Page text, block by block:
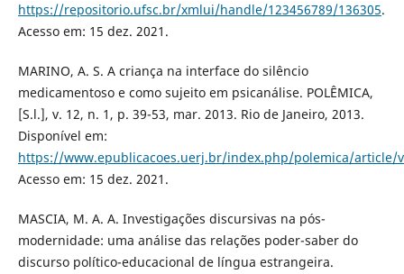
https://repositorio.ufsc.br/xmlui/handle/123456789/136305.
Acesso em: 15 dez. 2021.
MARINO, A. S. A criança na interface do silêncio
medicamentoso e como sujeito em psicanálise. POLÊMICA,
[S.l.], v. 12, n. 1, p. 39-53, mar. 2013. Rio de Janeiro, 2013.
Disponível em:
https://www.epublicacoes.uerj.br/index.php/polemica/article/
Acesso em: 15 dez. 2021.
MASCIA, M. A. A. Investigações discursivas na pós-
modernidade: uma análise das relações poder-saber do
discurso político-educacional de língua estrangeira.